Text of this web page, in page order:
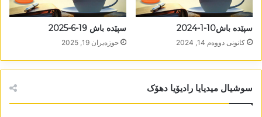
سپێدە باش10-1-2024
كانونی دووه‌م 14, 2024
سپێدە باش 19-6-2025
حوزه‌یران 19, 2025
سوشیال میدیایا رادیۆیا دھۆک